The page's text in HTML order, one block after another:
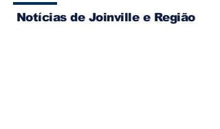
Notícias de Joinville e Região